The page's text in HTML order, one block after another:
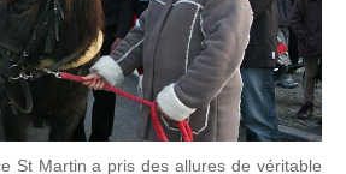
St Martin a pris des allures de véritable